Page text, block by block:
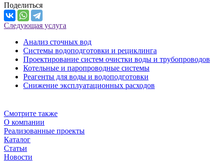
Поделиться
Следующая услуга
Анализ сточных вод
Системы водоподготовки и рециклинга
Проектирование систем очистки воды и трубопроводов
Котельные и паропроводные системы
Реагенты для воды и водоподготовки
Снижение эксплуатационных расходов
Смотрите также
О компании
Реализованные проекты
Каталог
Статьи
Новости